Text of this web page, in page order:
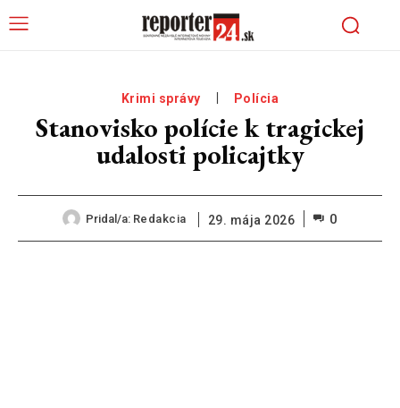
Krimi správy Polícia
Stanovisko polície k tragickej
udalosti policajtky
Pridal/a: Redakcia 29. mája 2026 0